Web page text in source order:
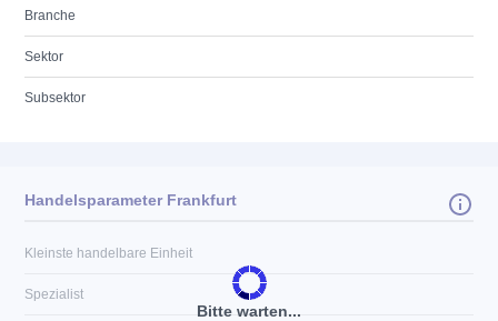
Branche
Sektor
Subsektor
Bitte warten...
Handelsparameter Frankfurt
Kleinste handelbare Einheit
Spezialist